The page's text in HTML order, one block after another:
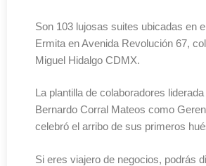
Son 103 lujosas suites ubicadas en
Ermita en Avenida Revolución 67,
Miguel Hidalgo CDMX.
La plantilla de colaboradores
Bernardo Corral Mateos como
celebró el arribo de sus primeros
Si eres viajero de negocios, podrás